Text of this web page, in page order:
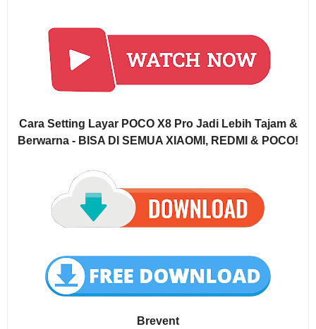
Cara Setting Layar POCO X8 Pro Jadi Lebih Tajam &
Berwarna - BISA DI SEMUA XIAOMI, REDMI & POCO!
Brevent